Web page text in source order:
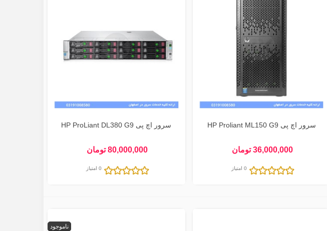
سرور اچ پی HP Proliant ML150 G9
36,000,000 تومان
0 امتیاز
سرور اچ پی HP ProLiant DL380 G9
80,000,000 تومان
0 امتیاز
ناموجود